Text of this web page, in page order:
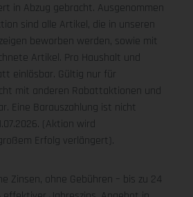
in Abzug gebracht. Ausgenommen
sind alle Artikel, die in unseren
beworben werden, sowie mit
Artikel. Pro Haushalt und
einlösbar. Gültig nur für
mit anderen Rabattaktionen und
Eine Barauszahlung ist nicht
(Aktion wird
Erfolg verlängert).
Zinsen, ohne Gebühren – bis zu 24